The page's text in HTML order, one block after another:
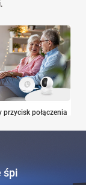
przycisk połączenia
śpi